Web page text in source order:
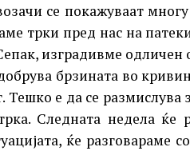
се покажуваат
трки пред нас на
изградивме
брзината во
Тешко е да се
Следната недела
ќе разговараме